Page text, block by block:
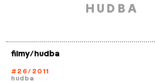
HUDBA
filmy/hudba
#26/2011
hudba